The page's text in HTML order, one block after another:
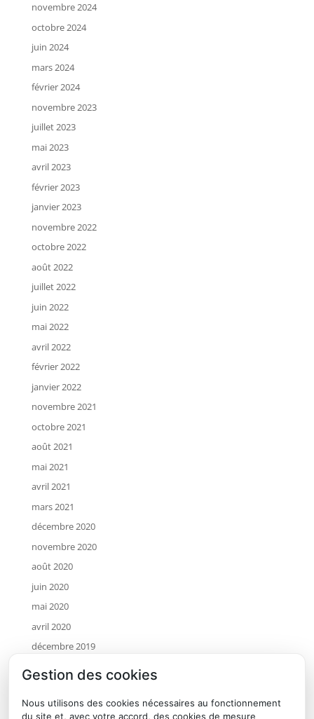
novembre 2024
octobre 2024
juin 2024
mars 2024
février 2024
novembre 2023
juillet 2023
mai 2023
avril 2023
février 2023
janvier 2023
novembre 2022
octobre 2022
août 2022
juillet 2022
juin 2022
mai 2022
avril 2022
février 2022
janvier 2022
novembre 2021
octobre 2021
août 2021
mai 2021
avril 2021
mars 2021
décembre 2020
novembre 2020
août 2020
juin 2020
mai 2020
avril 2020
décembre 2019
novembre 2019
juillet 2019
Gestion des cookies
Nous utilisons des cookies nécessaires au fonctionnement
du site et, avec votre accord, des cookies de mesure